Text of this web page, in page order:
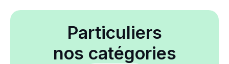
Particuliers
nos catégories